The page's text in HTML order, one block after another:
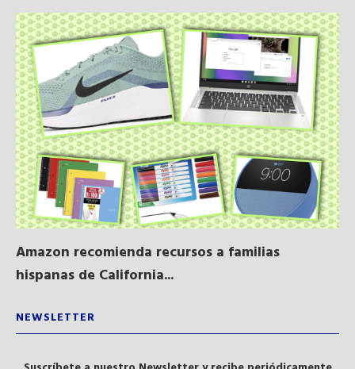
Amazon recomienda recursos a familias
hispanas de California...
NEWSLETTER